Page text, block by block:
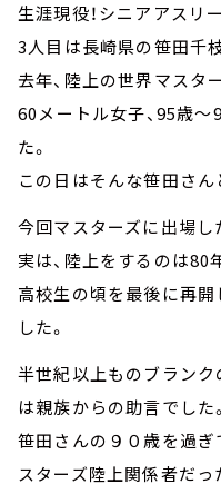
生涯現役！シニアアスリ
3人目は長崎県の笹田千
去年、陸上の世界マスタ
60メートル女子、95歳
た。
この日はそんな笹田さん
今回マスターズに出場し
実は、陸上をするのは80
高校生の頃を最後に再開
した。
半世紀以上ものブランク
は親族からの助言でした。
笹田さんの９０歳を過ぎ
スターズ陸上関係者だっ